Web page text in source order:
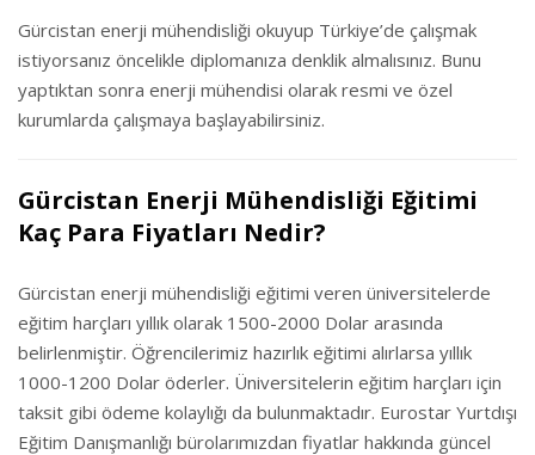
Gürcistan enerji mühendisliği okuyup Türkiye’de çalışmak
istiyorsanız öncelikle diplomanıza denklik almalısınız. Bunu
yaptıktan sonra enerji mühendisi olarak resmi ve özel
kurumlarda çalışmaya başlayabilirsiniz.
Gürcistan Enerji Mühendisliği Eğitimi
Kaç Para Fiyatları Nedir?
Gürcistan enerji mühendisliği eğitimi veren üniversitelerde
eğitim harçları yıllık olarak 1500-2000 Dolar arasında
belirlenmiştir. Öğrencilerimiz hazırlık eğitimi alırlarsa yıllık
1000-1200 Dolar öderler. Üniversitelerin eğitim harçları için
taksit gibi ödeme kolaylığı da bulunmaktadır. Eurostar Yurtdışı
Eğitim Danışmanlığı bürolarımızdan fiyatlar hakkında güncel